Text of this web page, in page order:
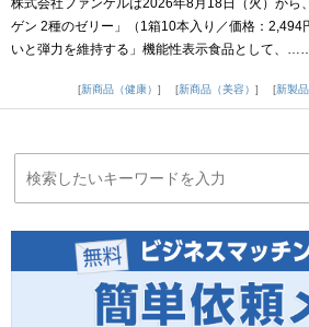
株式会社ファンケルは2026年8月18日（火）から
ゲン 2種のゼリー」（1箱10本入り／価格：2,494
いと弾力を維持する」機能性表示食品として、
新商品（健康）
新商品（美容） 新製品